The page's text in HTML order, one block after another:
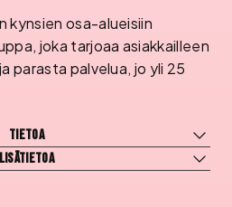
kynsien osa-alueisiin
joka tarjoaa asiakkailleen
parasta palvelua, jo yli 25
Tietoa
Lisätietoa